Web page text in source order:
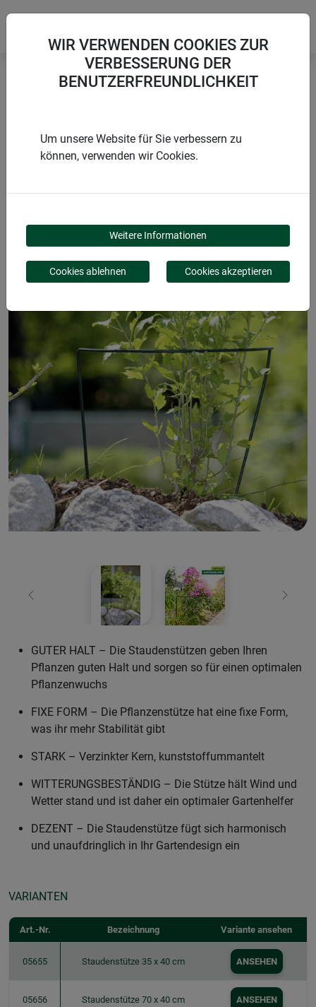
STAUDENSTÜTZE FIX
Zurück Weiter
GUTER HALT – Die Staudenstützen geben Ihren
Pflanzen guten Halt und sorgen so für einen optimalen
Pflanzenwuchs
FIXE FORM – Die Pflanzenstütze hat eine fixe Form,
was ihr mehr Stabilität gibt
STARK – Verzinkter Kern, kunststoffummantelt
WITTERUNGSBESTÄNDIG – Die Stütze hält Wind und
Wetter stand und ist daher ein optimaler Gartenhelfer
DEZENT – Die Staudenstütze fügt sich harmonisch
und unaufdringlich in Ihr Gartendesign ein
VARIANTEN
Art.-Nr. Bezeichnung Variante ansehen
05655 Staudenstütze 35 x 40 cm ANSEHEN
05656 Staudenstütze 70 x 40 cm ANSEHEN
WIR VERWENDEN COOKIES ZUR
VERBESSERUNG DER
BENUTZERFREUNDLICHKEIT
Um unsere Website für Sie verbessern zu
können, verwenden wir Cookies.
Weitere Informationen
Cookies ablehnen Cookies akzeptieren